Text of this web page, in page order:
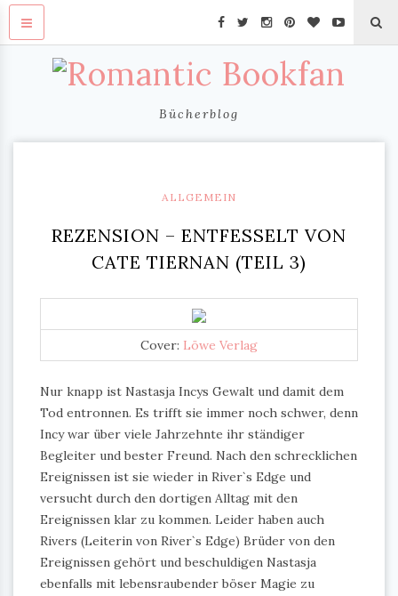
Bücherblog
ALLGEMEIN
REZENSION – ENTFESSELT VON
CATE TIERNAN (TEIL 3)
Cover: Löwe Verlag
Nur knapp ist Nastasja Incys Gewalt und damit dem
Tod entronnen. Es trifft sie immer noch schwer, denn
Incy war über viele Jahrzehnte ihr ständiger
Begleiter und bester Freund. Nach den schrecklichen
Ereignissen ist sie wieder in River`s Edge und
versucht durch den dortigen Alltag mit den
Ereignissen klar zu kommen. Leider haben auch
Rivers (Leiterin von River`s Edge) Brüder von den
Ereignissen gehört und beschuldigen Nastasja
ebenfalls mit lebensraubender böser Magie zu